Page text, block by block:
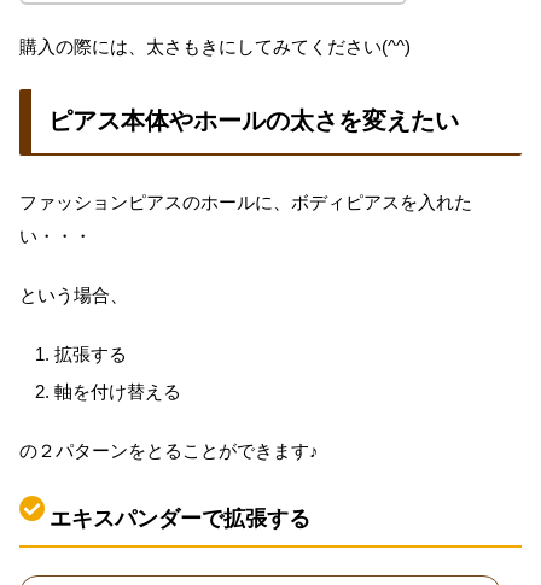
​購入の際には、太さもきにしてみてください(^^)
ピアス本体やホールの太さを変えたい
ファッションピアスのホールに、ボディピアスを入れた
い・・・
という場合、
拡張する
軸を付け替える
の２パターンをとることができます♪
エキスパンダーで拡張する